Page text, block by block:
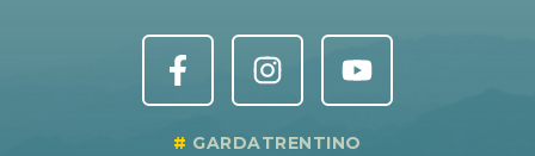
GARDATRENTINO